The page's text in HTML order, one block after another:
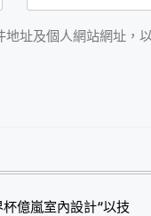
址及個人網站網址，
億嵐室內設計“以技